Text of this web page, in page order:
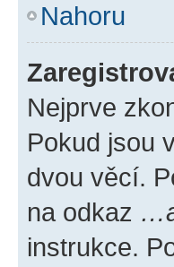
Nahoru
Nejprve
Pokud jsou
dvou věcí.
na odkaz
instrukce.